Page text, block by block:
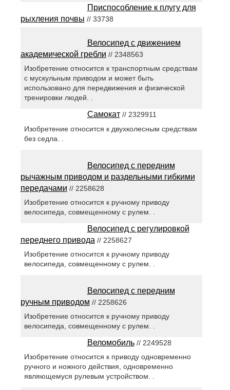
Приспособление к плугу для
рыхления почвы // 33738
Велосипед с движением
академической гребли // 2348563
Изобретение относится к транспортным средствам
с мускульным приводом и может быть
использовано для передвижения и физической
тренировки людей. .
Самокат// 2329911
Изобретение относится к двухколесным средствам
без седла. .
Велосипед с передним
рычажным приводом и раздельными гибкими
передачами // 2258628
Изобретение относится к ручному приводу
велосипеда, совмещенному с рулем. .
Велосипед с регулировкой
переднего привода // 2258627
Изобретение относится к ручному приводу
велосипеда, совмещенному с рулем. .
Велосипед с передним
ручным приводом // 2258626
Изобретение относится к ручному приводу
велосипеда, совмещенному с рулем. .
Веломобиль// 2249528
Изобретение относится к приводу одновременно
ручного и ножного действия, одновременно
являющемуся рулевым устройством. .